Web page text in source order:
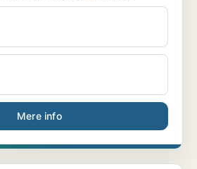
Mere info